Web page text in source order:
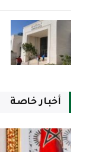
أخبار خاصة